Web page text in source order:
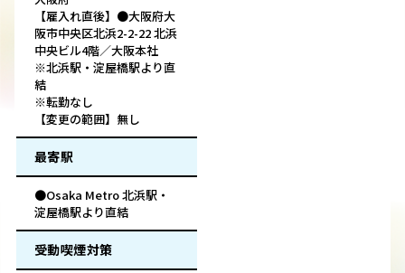
【雇入れ直後】●大阪府大
阪市中央区北浜2-2-22 北浜
中央ビル4階／大阪本社
※北浜駅・淀屋橋駅より直
結
※転勤なし
【変更の範囲】無し
最寄駅
●Osaka Metro 北浜駅・
淀屋橋駅より直結
受動喫煙対策